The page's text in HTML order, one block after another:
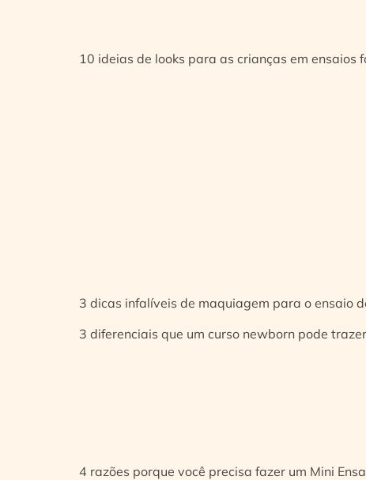
10 ideias de looks para as crianças em ensaios
3 dicas infalíveis de maquiagem para o ensaio
3 diferenciais que um curso newborn pode
4 razões porque você precisa fazer um Mini